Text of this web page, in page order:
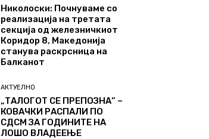
Николоски: Почнуваме со
реализација на третата
секција од железничкиот
Коридор 8, Македонија
станува раскрсница на
Балканот
АКТУЕЛНО
„ТАЛОГОТ СЕ ПРЕПОЗНА“ –
КОВАЧКИ РАСПАЛИ ПО
СДСМ ЗА ГОДИНИТЕ НА
ЛОШО ВЛАДЕЕЊЕ